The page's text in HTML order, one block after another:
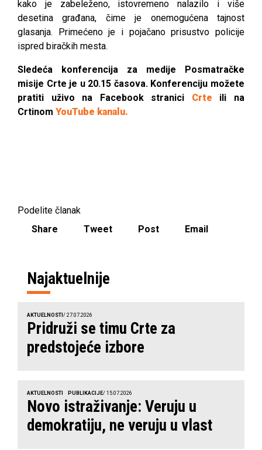
kako je zabeleženo, istovremeno nalazilo i više
desetina građana, čime je onemogućena tajnost
glasanja. Primećeno je i pojačano prisustvo policije
ispred biračkih mesta.
Sledeća konferencija za medije Posmatračke
misije Crte je u 20.15 časova. Konferenciju možete
pratiti uživo na Facebook stranici Crte ili na
Crtinom YouTube kanalu.
Podelite članak
Share
Tweet Post Email
Najaktuelnije
AKTUELNOSTI / 27.07.2026
Pridruži se timu Crte za
predstojeće izbore
AKTUELNOSTI PUBLIKACIJE/ 15.07.2026
Novo istraživanje: Veruju u
demokratiju, ne veruju u vlast